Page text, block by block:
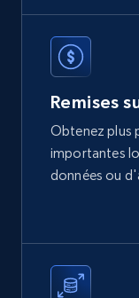
1.9K+
Amazon
Title, Seller
price, Final
eCommerce
Remises
Obtenez plus
importantes
données ou